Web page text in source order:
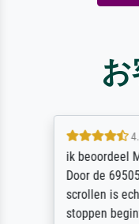
ik beoordeel
Door de
scrollen is
stoppen